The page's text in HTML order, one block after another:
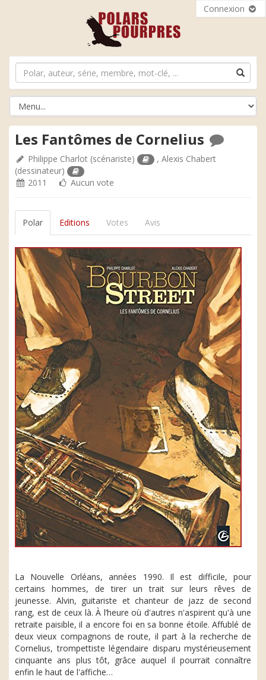
Connexion
Les Fantômes de Cornelius
Philippe Charlot (scénariste) ,Alexis Chabert
(dessinateur)
2011
Aucun vote
Polar Editions Votes Avis
La Nouvelle Orléans, années 1990. Il est difficile, pour
certains hommes, de tirer un trait sur leurs rêves de
jeunesse. Alvin, guitariste et chanteur de jazz de second
rang, est de ceux là. À l’heure où d'autres n'aspirent qu'à une
retraite paisible, il a encore foi en sa bonne étoile. Affublé de
deux vieux compagnons de route, il part à la recherche de
Cornelius, trompettiste légendaire disparu mystérieusement
cinquante ans plus tôt, grâce auquel il pourrait connaître
enfin le haut de l'affiche…